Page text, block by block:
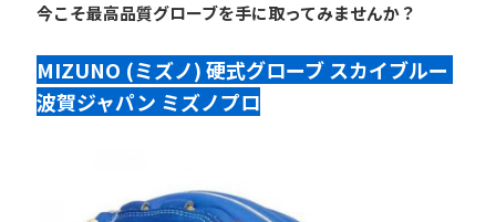
今こそ最高品質グローブを手に取ってみませんか？
MIZUNO (ミズノ) 硬式グローブ スカイブルー
波賀ジャパン ミズノプロ